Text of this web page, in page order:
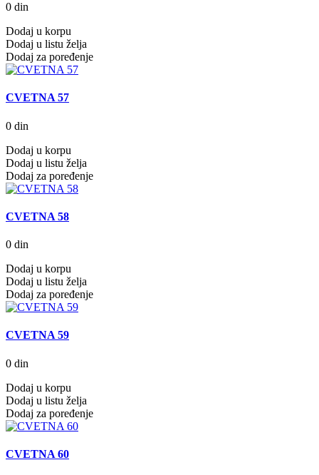
0 din
Dodaj u korpu
Dodaj u listu želja
Dodaj za poređenje
CVETNA 57
0 din
Dodaj u korpu
Dodaj u listu želja
Dodaj za poređenje
CVETNA 58
0 din
Dodaj u korpu
Dodaj u listu želja
Dodaj za poređenje
CVETNA 59
0 din
Dodaj u korpu
Dodaj u listu želja
Dodaj za poređenje
CVETNA 60